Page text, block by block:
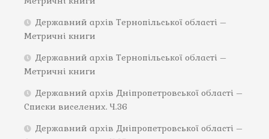
Державний архів Тернопільської області –
Метричні книги
Державний архів Тернопільської області –
Метричні книги
Державний архів Дніпропетровської області –
Списки виселених. Ч.36
Державний архів Дніпропетровської області –